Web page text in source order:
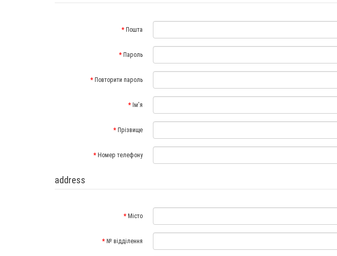
Пошта
Пароль
Повторити пароль
Ім'я
Прізвище
Номер телефону
address
Місто
№ відділення